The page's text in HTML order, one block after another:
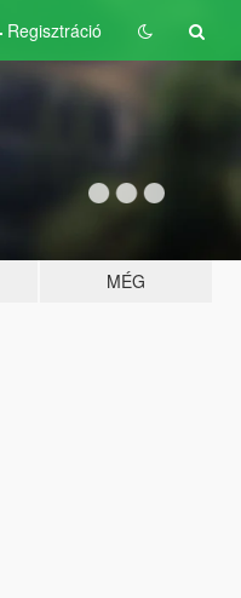
Regisztráció
MÉG